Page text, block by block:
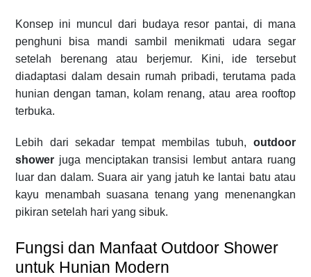
Konsep ini muncul dari budaya resor pantai, di mana
penghuni bisa mandi sambil menikmati udara segar
setelah berenang atau berjemur. Kini, ide tersebut
diadaptasi dalam desain rumah pribadi, terutama pada
hunian dengan taman, kolam renang, atau area rooftop
terbuka.
Lebih dari sekadar tempat membilas tubuh, outdoor
shower juga menciptakan transisi lembut antara ruang
luar dan dalam. Suara air yang jatuh ke lantai batu atau
kayu menambah suasana tenang yang menenangkan
pikiran setelah hari yang sibuk.
Fungsi dan Manfaat Outdoor Shower
untuk Hunian Modern